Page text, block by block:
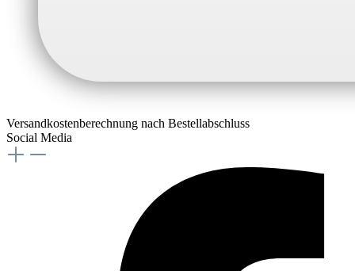
Versandkostenberechnung nach Bestellabschluss
Social Media